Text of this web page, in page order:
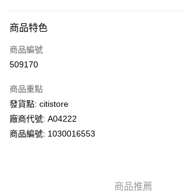
信用卡
AlipayHK
WeChat Pay
送貨方式
商品特色
商品編號
509170
商品重點
發貨點: citistore
廠商代號: A04222
商品編號: 1030016553
商品推薦